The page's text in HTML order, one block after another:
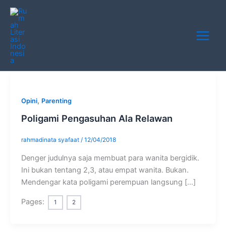
Skip
content
Menu
Opini, Parenting
Poligami Pengasuhan Ala Relawan
rahmadinata syafaat / 12/04/2018
Denger judulnya saja membuat para wanita bergidik.
Ini bukan tentang 2,3, atau empat wanita. Bukan.
Mendengar kata poligami perempuan langsung […]
Pages: 1 2